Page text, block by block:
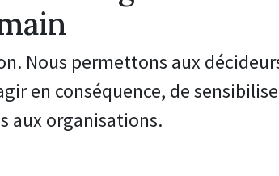
Nous permettons aux
en conséquence, de
aux organisations.